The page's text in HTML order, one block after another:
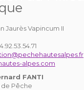
Jaurès Vapincum II
alpes.com
FANTI
de Pêche